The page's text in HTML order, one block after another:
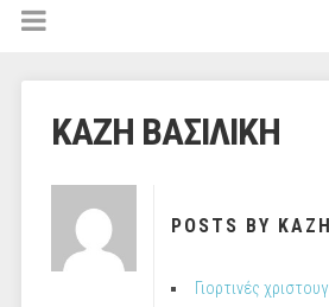
ΚΑΖΗ ΒΑΣΙΛΙΚΗ
POSTS BY
Γιορτινές